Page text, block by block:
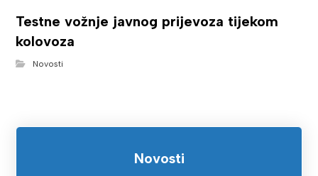
Testne vožnje javnog prijevoza tijekom
kolovoza
Novosti
Novosti